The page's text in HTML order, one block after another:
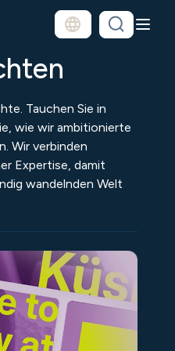
Tauchen Sie in
wie wir ambitionierte
Wir verbinden
Expertise, damit
wandelnden Welt